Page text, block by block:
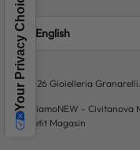
Language
English
© 2026 Gioielleria Granarelli
Chi siamoNEW - Civitanova
Le Petit Magasin
Your Privacy Choices